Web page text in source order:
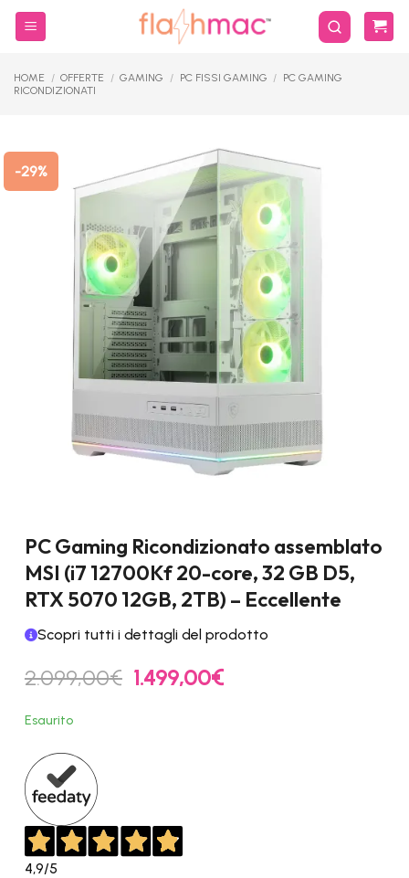
Salta
HOME / OFFERTE / GAMING / PC FISSI GAMING / PC GAMING
RICONDIZIONATI
-29%
PC Gaming Ricondizionato assemblato
MSI (i7 12700Kf 20-core, 32 GB D5,
RTX 5070 12GB, 2TB) – Eccellente
Scopri tutti i dettagli del prodotto
2.099,00€ Il
prezzo
1.499,00€Il
Esaurito
4,9/5